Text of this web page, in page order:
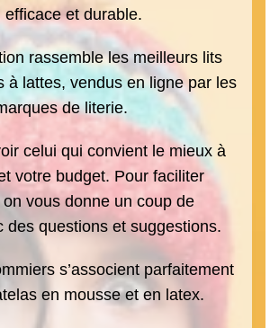
efficace et durable.
rassemble les meilleurs lits
à lattes, vendus en ligne par les
de literie.
celui qui convient le mieux à
votre budget. Pour faciliter
vous donne un coup de
des questions et suggestions.
s’associent parfaitement
en mousse et en latex.